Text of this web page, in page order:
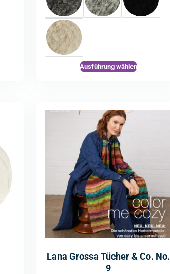
Ausführung wählen
Lana Grossa Tücher & Co. No.
9